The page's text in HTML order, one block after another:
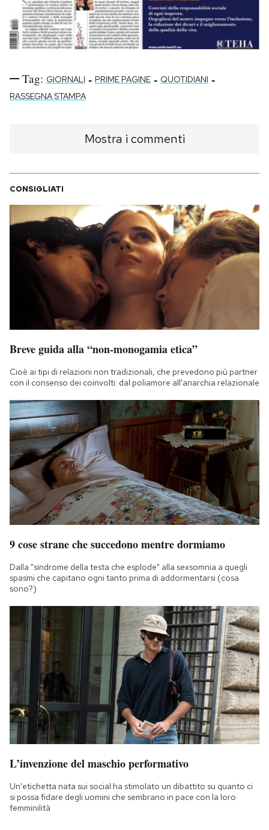
Tag: GIORNALI - PRIME PAGINE - QUOTIDIANI -
RASSEGNA STAMPA
Mostra i commenti
CONSIGLIATI
Breve guida alla “non-monogamia etica”
Cioè ai tipi di relazioni non tradizionali, che prevedono più partner
con il consenso dei coinvolti: dal poliamore all'anarchia relazionale
9 cose strane che succedono mentre dormiamo
Dalla "sindrome della testa che esplode" alla sexsomnia a quegli
spasmi che capitano ogni tanto prima di addormentarsi (cosa
sono?)
L’invenzione del maschio performativo
Un'etichetta nata sui social ha stimolato un dibattito su quanto ci
si possa fidare degli uomini che sembrano in pace con la loro
femminilità